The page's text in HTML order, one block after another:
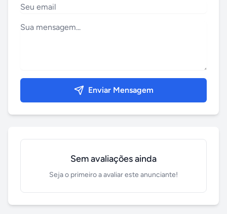
Enviar Mensagem
Sem avaliações ainda
Seja o primeiro a avaliar este anunciante!